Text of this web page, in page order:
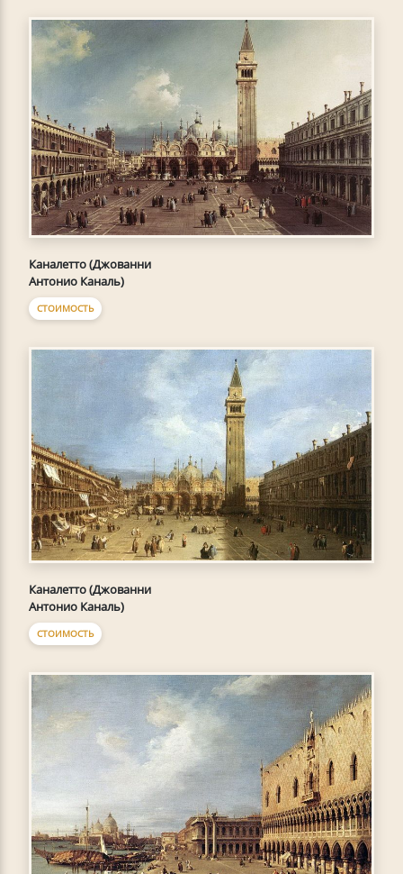
Каналетто (Джованни
Антонио Каналь)
СТОИМОСТЬ
Каналетто (Джованни
Антонио Каналь)
СТОИМОСТЬ